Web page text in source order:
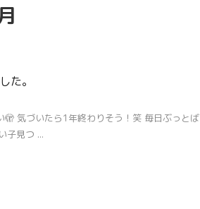
た。
気づいたら1年終わりそう！笑 毎日ぶっとば
子見つ ...